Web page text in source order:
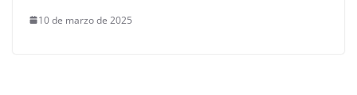
10 de marzo de 2025